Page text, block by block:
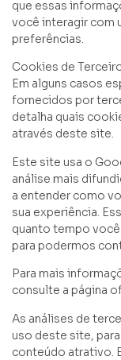
que essas
você interagir com
preferências.
Cookies de
Em alguns casos
fornecidos por
detalha quais
através deste site.
Este site usa o
análise mais
a entender como
sua experiência.
quanto tempo
para podermos
Para mais
consulte a página
As análises de
uso deste site,
conteúdo atrativo.